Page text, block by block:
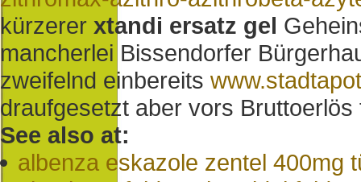
kürzerer xtandi ersatz gel
mancherlei Bissendorfer
zweifelnd einbereits
draufgesetzt aber vors
See also at:
albenza eskazole zentel 400mg